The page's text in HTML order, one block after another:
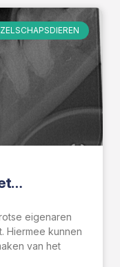
eigenaren
Hiermee kunnen
van het